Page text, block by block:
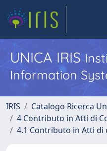
UNICA IRIS
Information
IRIS
Catalogo Ricerca
4 Contributo in Atti di
4.1 Contributo in Atti di